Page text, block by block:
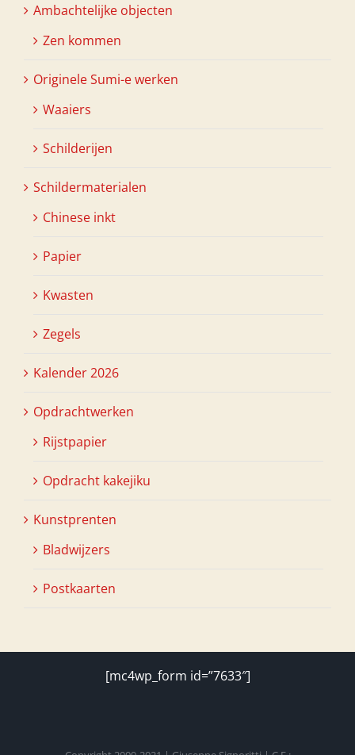
Ambachtelijke objecten
Zen kommen
Originele Sumi-e werken
Waaiers
Schilderijen
Schildermaterialen
Chinese inkt
Papier
Kwasten
Zegels
Kalender 2026
Opdrachtwerken
Rijstpapier
Opdracht kakejiku
Kunstprenten
Bladwijzers
Postkaarten
[mc4wp_form id=”7633″]